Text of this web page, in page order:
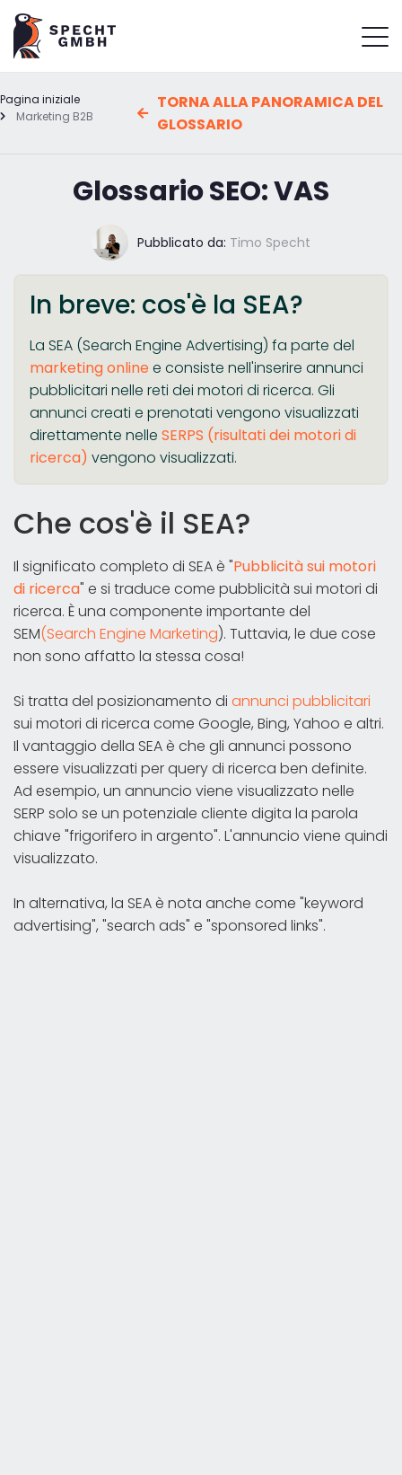
Pagina iniziale
Marketing B2B
TORNA ALLA PANORAMICA DEL
GLOSSARIO
Glossario SEO: VAS
Pubblicato da: Timo Specht
In breve: cos'è la SEA?
La SEA (Search Engine Advertising) fa parte del
marketing online e consiste nell'inserire annunci
pubblicitari nelle reti dei motori di ricerca. Gli
annunci creati e prenotati vengono visualizzati
direttamente nelle SERPS (risultati dei motori di
ricerca) vengono visualizzati.
Che cos'è il SEA?
Il significato completo di SEA è "Pubblicità sui motori
di ricerca" e si traduce come pubblicità sui motori di
ricerca. È una componente importante del
SEM(Search Engine Marketing). Tuttavia, le due cose
non sono affatto la stessa cosa!
Si tratta del posizionamento di annunci pubblicitari
sui motori di ricerca come Google, Bing, Yahoo e altri.
Il vantaggio della SEA è che gli annunci possono
essere visualizzati per query di ricerca ben definite.
Ad esempio, un annuncio viene visualizzato nelle
SERP solo se un potenziale cliente digita la parola
chiave "frigorifero in argento". L'annuncio viene quindi
visualizzato.
In alternativa, la SEA è nota anche come "keyword
advertising", "search ads" e "sponsored links".